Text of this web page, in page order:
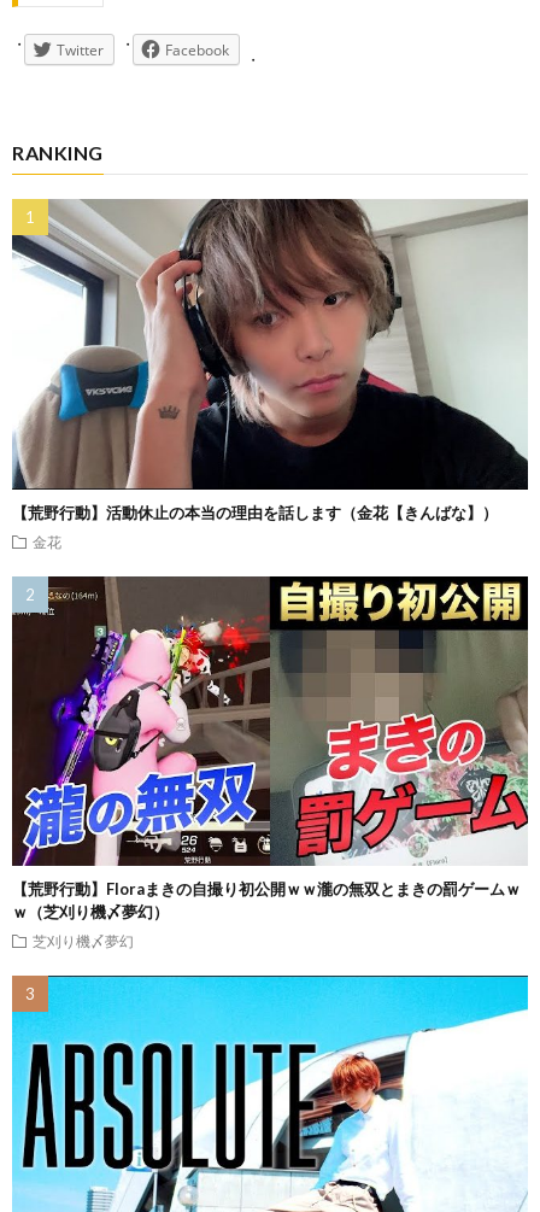
Twitter Facebook
RANKING
【荒野行動】活動休止の本当の理由を話します（金花【きんばな】）
金花
【荒野行動】Floraまきの自撮り初公開ｗｗ瀧の無双とまきの罰ゲームｗ
ｗ（芝刈り機〆夢幻）
芝刈り機〆夢幻